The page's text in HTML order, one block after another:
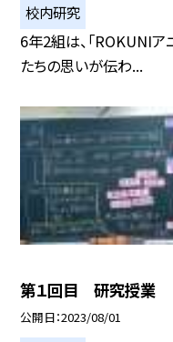
校内研究
6年2組は、「ROKUNIア
たちの思いが伝わ...
第１回目 研究授業
公開日 2023/08/01